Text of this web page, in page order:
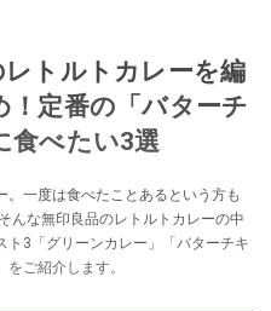
レトルトカレーを編
定番の「バターチ
食べたい3選
一度は食べたことあるという方も
んな無印良品のレトルトカレーの中
3「グリーンカレー」「バターチキ
ご紹介します。